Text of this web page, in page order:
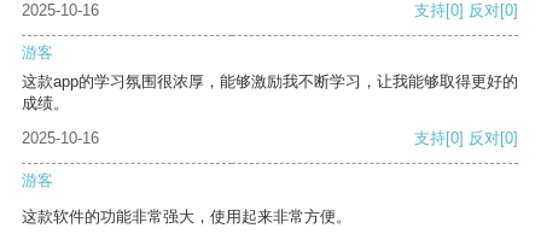
2025-10-16 支持[0] 反对[0]
游客
这款app的学习氛围很浓厚，能够激励我不断学习，让我能够取得更好的
成绩。
2025-10-16
支持[0] 反对[0]
游客
这款软件的功能非常强大，使用起来非常方便。